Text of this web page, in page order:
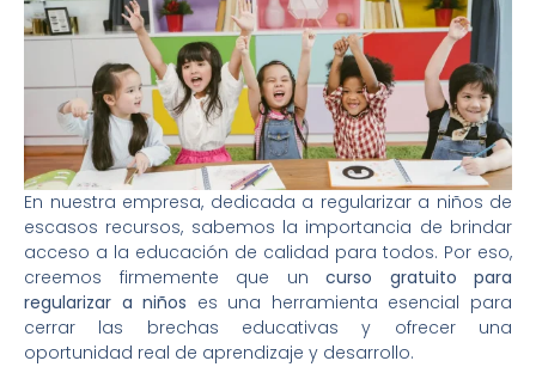
En nuestra empresa, dedicada a regularizar a niños de
escasos recursos, sabemos la importancia de brindar
acceso a la educación de calidad para todos. Por eso,
creemos firmemente que un curso gratuito para
regularizar a niños es una herramienta esencial para
cerrar las brechas educativas y ofrecer una
oportunidad real de aprendizaje y desarrollo.